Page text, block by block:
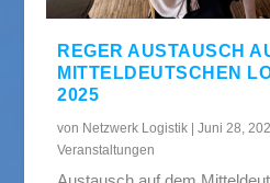
REGER AUSTAUSCH
MITTELDEUTSCHEN
2025
von Netzwerk Logistik |Juni 28,
Veranstaltungen